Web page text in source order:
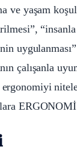
ve yaşam
çalışanla
ergonomiyi